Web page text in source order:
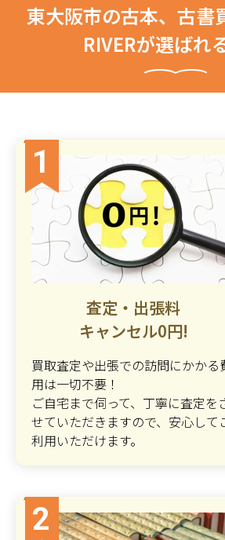
東大阪市の古本、古書
RIVERが選ばれ
1
査定・出張料
キャンセル0円!
買取査定や出張での訪問にかかる
用は一切不要！
ご自宅まで伺って、丁寧に査定を
せていただきますので、安心して
利用いただけます。
2